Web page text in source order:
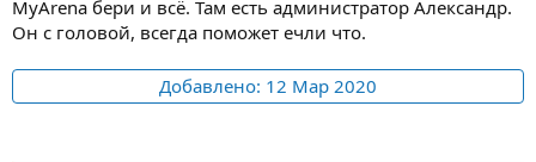
MyArena бери и всё. Там есть администратор Александр.
Он с головой, всегда поможет ечли что.
Добавлено: 12 Мар 2020